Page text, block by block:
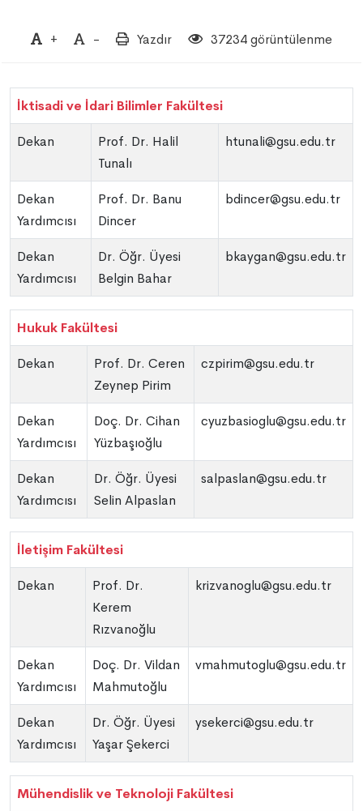
+ - Yazdır 37234 görüntülenme
İktisadi ve İdari Bilimler Fakültesi
Dekan
Prof. Dr. Halil
Tunalı
htunali@gsu.edu.tr
Dekan
Yardımcısı
Prof. Dr. Banu
Dincer
bdincer@gsu.edu.tr
Dekan
Yardımcısı
Dr. Öğr. Üyesi
Belgin Bahar
bkaygan@gsu.edu.tr
Hukuk Fakültesi
Dekan
Prof. Dr. Ceren
Zeynep Pirim
czpirim@gsu.edu.tr
Dekan
Yardımcısı
Doç. Dr. Cihan
Yüzbaşıoğlu
cyuzbasioglu@gsu.edu.tr
Dekan
Yardımcısı
Dr. Öğr. Üyesi
Selin Alpaslan
salpaslan@gsu.edu.tr
İletişim Fakültesi
Dekan
Prof. Dr.
Kerem
Rızvanoğlu
krizvanoglu@gsu.edu.tr
Dekan
Yardımcısı
Doç. Dr. Vildan
Mahmutoğlu
vmahmutoglu@gsu.edu.tr
Dekan
Yardımcısı
Dr. Öğr. Üyesi
Yaşar Şekerci
ysekerci@gsu.edu.tr
Mühendislik ve Teknoloji Fakültesi